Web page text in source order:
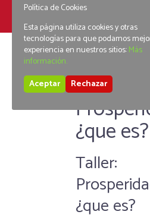
Taller: Prosperidad,
Taller:
¿que es?
Taller:
¿que es?
Política de Cookies
Esta página utiliza cookies y otras
tecnologías para que podamos
experiencia en nuestros sitios:Más
información.
Aceptar
Rechazar